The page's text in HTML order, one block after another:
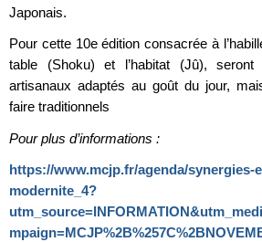
Japonais.
Pour cette 10e édition consacrée à
table (Shoku) et l’habitat (Jû), seront
artisanaux adaptés au goût du jour,
faire traditionnels
Pour plus d’informations :
https://www.mcjp.fr/agenda/synergies-
modernite_4?